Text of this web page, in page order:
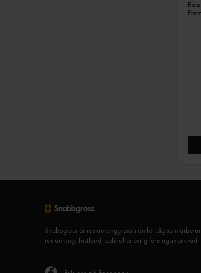
Fanta
Snabbgross är restauranggrossisten för dig som
restaurang, fastfood, café eller övrig företagsmarknad.